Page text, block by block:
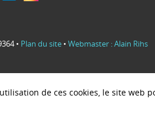
• Plan du site • Webmaster : Alain Rihs
de ces cookies, le site web